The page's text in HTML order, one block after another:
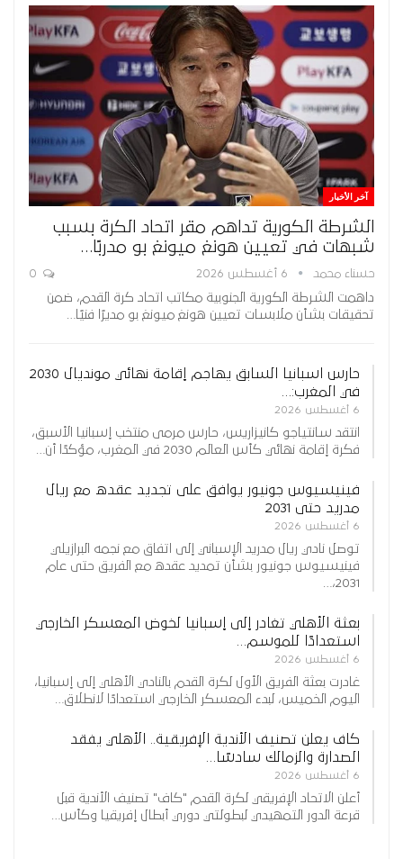
آخر الأخبار
الشرطة الكورية تداهم مقر اتحاد الكرة بسبب
شبهات في تعيين هونغ ميونغ بو مدربًا…
حسناء محمد 6 أغسطس 2026
داهمت الشرطة الكورية الجنوبية مكاتب اتحاد كرة القدم، ضمن
تحقيقات بشأن ملابسات تعيين هونغ ميونغ بو مديرًا فنيًا…
حارس اسبانيا السابق يهاجم إقامة نهائي مونديال 2030
في المغرب:…
6 أغسطس 2026
انتقد سانتياجو كانيزاريس، حارس مرمى منتخب إسبانيا الأسبق،
فكرة إقامة نهائي كأس العالم 2030 في المغرب، مؤكدًا أن…
فينيسيوس جونيور يوافق على تجديد عقده مع ريال
مدريد حتى 2031
6 أغسطس 2026
توصل نادي ريال مدريد الإسباني إلى اتفاق مع نجمه البرازيلي
فينيسيوس جونيور بشأن تمديد عقده مع الفريق حتى عام
2031،…
بعثة الأهلي تغادر إلى إسبانيا لخوض المعسكر الخارجي
استعدادًا للموسم…
6 أغسطس 2026
غادرت بعثة الفريق الأول لكرة القدم بالنادي الأهلي إلى إسبانيا،
اليوم الخميس، لبدء المعسكر الخارجي استعدادًا لانطلاق…
كاف يعلن تصنيف الأندية الإفريقية.. الأهلي يفقد
الصدارة والزمالك سادسًا…
6 أغسطس 2026
أعلن الاتحاد الإفريقي لكرة القدم "كاف" تصنيف الأندية قبل
قرعة الدور التمهيدي لبطولتي دوري أبطال إفريقيا وكأس…